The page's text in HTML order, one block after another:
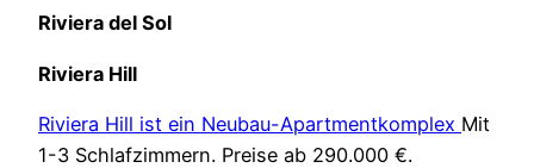
Riviera del Sol
Riviera Hill
Riviera Hill ist ein Neubau-Apartmentkomplex Mit
1-3 Schlafzimmern. Preise ab 290.000 €.